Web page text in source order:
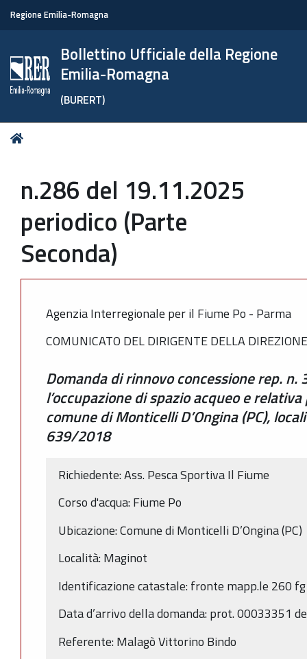
Regione Emilia-Romagna
Bollettino Ufficiale della Regione
Emilia-Romagna
(BURERT)
Tu
n.286 del 19.11.2025
periodico (Parte
Seconda)
Agenzia Interregionale per il Fiume Po - Parma
COMUNICATO DEL DIRIGENTE DELLA
Domanda di rinnovo concessione rep.
l’occupazione di spazio acqueo e
comune di Monticelli D’Ongina (PC),
639/2018
Richiedente: Ass. Pesca Sportiva Il Fiume
Corso d'acqua: Fiume Po
Ubicazione: Comune di Monticelli D’Ongina (PC)
Località: Maginot
Identificazione catastale: fronte mapp.le 260
Data d’arrivo della domanda: prot. 00033351
Referente: Malagò Vittorino Bindo